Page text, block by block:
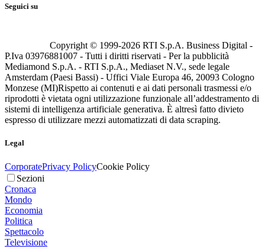
Seguici su
Copyright © 1999-2026 RTI S.p.A. Business Digital -
P.Iva 03976881007 - Tutti i diritti riservati - Per la pubblicità
Mediamond S.p.A. - RTI S.p.A., Mediaset N.V., sede legale
Amsterdam (Paesi Bassi) - Uffici Viale Europa 46, 20093 Cologno
Monzese (MI)Rispetto ai contenuti e ai dati personali trasmessi e/o
riprodotti è vietata ogni utilizzazione funzionale all’addestramento di
sistemi di intelligenza artificiale generativa. È altresì fatto divieto
espresso di utilizzare mezzi automatizzati di data scraping.
Legal
CorporatePrivacy PolicyCookie Policy
Sezioni
Cronaca
Mondo
Economia
Politica
Spettacolo
Televisione